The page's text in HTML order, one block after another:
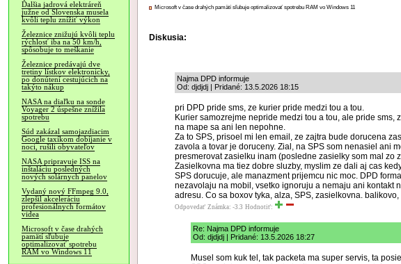
Ďalšia jadrová elektráreň
južne od Slovenska musela
kvôli teplu znížiť výkon
Železnice znižujú kvôli teplu
rýchlosť iba na 50 km/h,
spôsobuje to meškanie
Železnice predávajú dve
tretiny lístkov elektronicky,
po donútení cestujúcich na
takýto nákup
NASA na diaľku na sonde
Voyager 2 úspešne znížila
spotrebu
Súd zakázal samojazdiacim
Google taxíkom dobíjanie v
noci, rušili obyvateľov
NASA pripravuje ISS na
inštaláciu posledných
nových solárnych panelov
Vydaný nový FFmpeg 9.0,
zlepšil akceleráciu
profesionálnych formátov
videa
Microsoft v čase drahých
pamätí sľubuje
optimalizovať spotrebu
RAM vo Windows 11
Microsoft v čase drahých pamätí sľubuje optimalizovať spotrebu RAM vo Windows 11
Diskusia:
Najma DPD informuje
Od: djdjdj | Pridané: 13.5.2026 18:15
pri DPD pride sms, ze kurier pride medzi tou a tou.
Kurier samozrejme nepride medzi tou a tou, ale pride sms,
na mape sa ani len nepohne.
Za to SPS, prisoel mi len email, ze zajtra bude dorucena
zavola a tovar je doruceny. Zial, na SPS som nenasiel ani
presmerovat zasielku inam (posledne zasielky som mal zo
Zasielkovna ma tiez dobre sluzby, myslim ze dali aj cas
SPS dorucuje, ale manazment prijemcu nic moc. DPD
nezavolaju na mobil, vsetko ignoruju a nemaju ani kontakt
adresu. Co sa boxov tyka, alza, SPS, zasielkovna. balikovo,
Odpovedať Známka: -3.3 Hodnotiť:
Re: Najma DPD informuje
Od: djdjdj | Pridané: 13.5.2026 18:27
Musel som kuk tel, tak packeta ma super servis, ta